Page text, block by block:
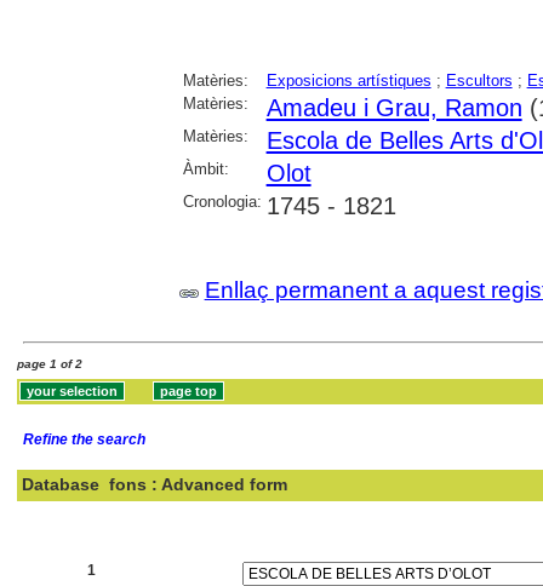
Matèries: Exposicions artístiques ; Escultors ;
Matèries:
Amadeu i Grau, Ramon
Matèries: Escola de Belles Arts
Àmbit: Olot
Cronologia: 1745 - 1821
Enllaç permanent a aquest
page 1 of 2
Refine the search
Database fons : Advanced form
1